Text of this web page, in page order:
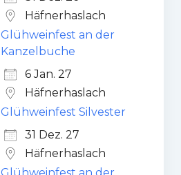
Häfnerhaslach
Glühweinfest an der
Kanzelbuche
6 Jan. 27
Häfnerhaslach
Glühweinfest Silvester
31 Dez. 27
Häfnerhaslach